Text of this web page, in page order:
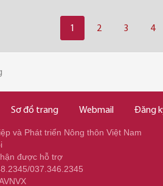
1 2 3 4
Sơ đồ trang Webmail Đăng
và Phát triển Nông thôn Việt Nam
được hỗ trợ
037.346.2345